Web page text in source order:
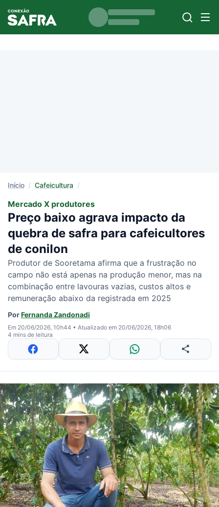
Início / Cafeicultura /
Mercado X produtores
Preço baixo agrava impacto da
quebra de safra para cafeicultores
de conilon
Produtor de Sooretama afirma que a frustração no
campo não está apenas na produção menor, mas na
combinação entre lavouras vazias, custos altos e
remuneração abaixo da registrada em 2025
PorFernanda Zandonadi
Em 20/06/2026, 10h44 • Atualizado em 20/06/2026, 18h06
4 mins de leitura